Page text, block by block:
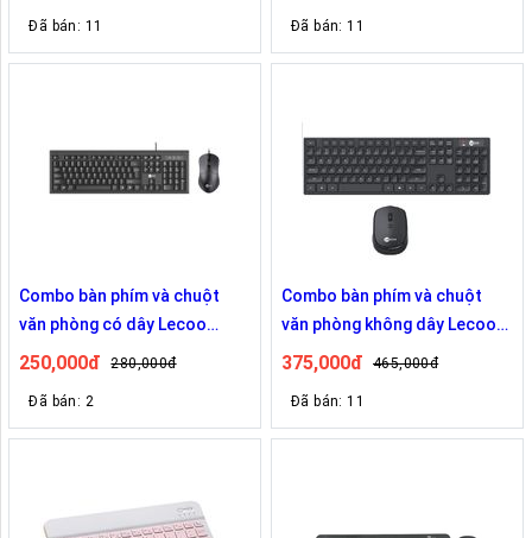
Đã bán: 11 Đã bán: 11
Combo bàn phím và chuột
văn phòng có dây Lecoo
CM101
250,000đ 280,000đ
Đã bán: 2
Combo bàn phím và chuột
văn phòng không dây Lecoo
KM2001
375,000đ 465,000đ
Đã bán: 11